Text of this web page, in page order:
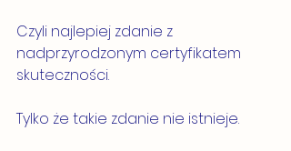
Czyli najlepiej zdanie z
nadprzyrodzonym certyfikatem
skuteczności.
Tylko że takie zdanie nie istnieje.